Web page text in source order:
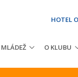
HOTEL
MLÁDEŽ O KLUBU